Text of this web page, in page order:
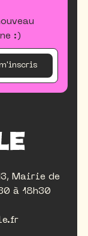
:)
Mairie de
à 18h30